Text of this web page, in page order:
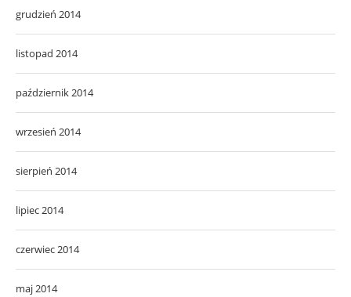
grudzień 2014
listopad 2014
październik 2014
wrzesień 2014
sierpień 2014
lipiec 2014
czerwiec 2014
maj 2014